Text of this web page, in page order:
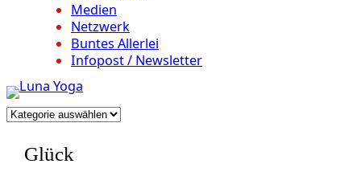
Medien
Netzwerk
Buntes Allerlei
Infopost / Newsletter
Kategorien
Glück